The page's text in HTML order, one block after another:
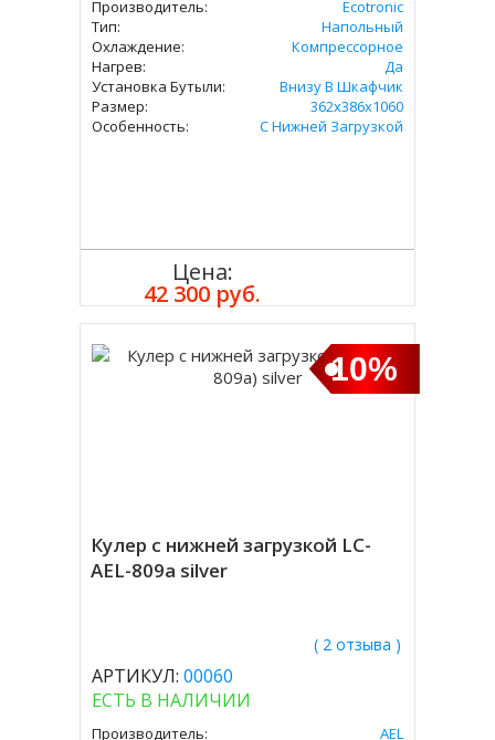
Производитель:
Ecotronic
Тип:
Напольный
Охлаждение:
Компрессорное
Нагрев:
Да
Установка Бутыли:
Внизу В Шкафчик
Размер:
362x386х1060
Особенность:
С Нижней Загрузкой
Цена:
42 300 руб.
10%
Кулер с нижней загрузкой LC-
AEL-809a silver
( 2 отзыва )
АРТИКУЛ: 00060
ЕСТЬ В НАЛИЧИИ
Производитель:
AEL